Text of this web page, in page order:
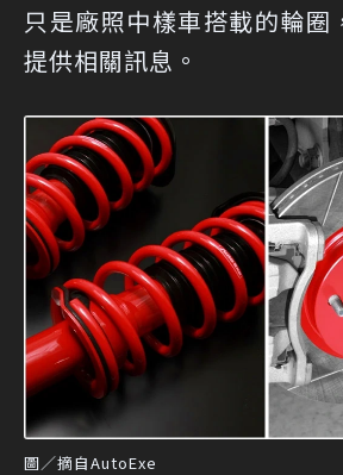
只是廠照中樣車搭載的輪
提供相關訊息。
圖／摘自AutoExe